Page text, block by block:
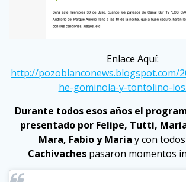
Enlace Aquí:
http://pozoblanconews.blogspot.com/
he-gominola-y-tontolino-
Durante todos esos años el
presentado por Felipe, Tutti,
Mara, Fabio y Maria y con
Cachivachespasaron momentos